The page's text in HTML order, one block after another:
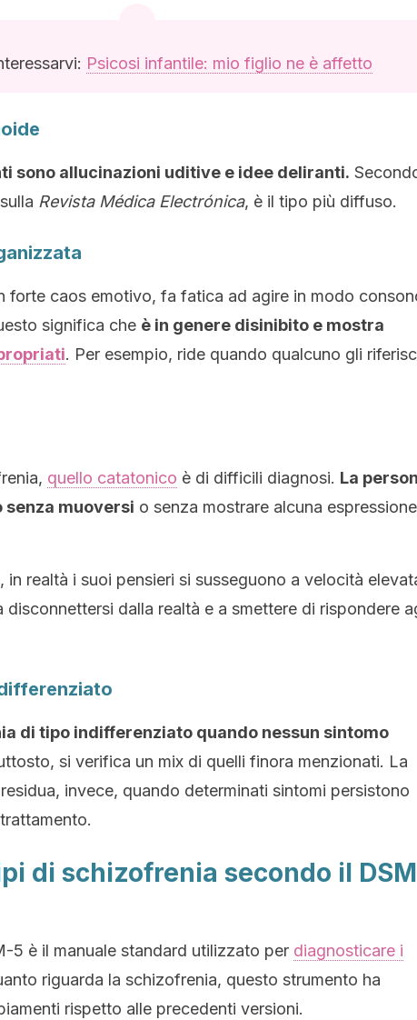
Psicosi infantile: mio figlio ne è affetto
sono allucinazioni uditive e idee deliranti.
Revista Médica Electrónica, è il tipo più diffuso.
forte caos emotivo, fa fatica ad agire in modo
significa che è in genere disinibito e mostra
. Per esempio, ride quando qualcuno gli
quello catatonico è di difficili diagnosi. La
senza muoversi o senza mostrare alcuna espressione
in realtà i suoi pensieri si susseguono a velocità
disconnettersi dalla realtà e a smettere di rispondere
di tipo indifferenziato quando nessun sintomo
si verifica un mix di quelli finora menzionati. La
invece, quando determinati sintomi persistono
di schizofrenia secondo il
5 è il manuale standard utilizzato per diagnosticare i
riguarda la schizofrenia, questo strumento ha
rispetto alle precedenti versioni.